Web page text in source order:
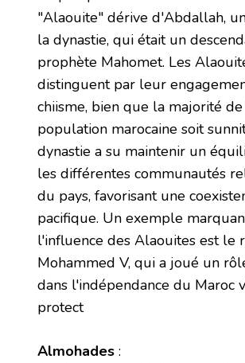
"Alaouite" dérive d'Abdallah,
la dynastie, qui était un
prophète Mahomet. Les
distinguent par leur
chiisme, bien que la majorité
population marocaine soit
dynastie a su maintenir un
les différentes communautés
du pays, favorisant une
pacifique. Un exemple
l'influence des Alaouites est le
Mohammed V, qui a joué un
dans l'indépendance du Maroc
protect
Almohades :